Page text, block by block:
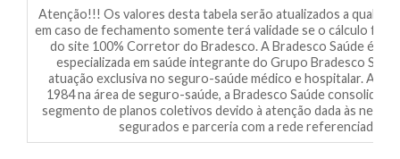
Atenção!!! Os valores desta tabela serão atualizados a
em caso de fechamento somente terá validade se o cálculo for
do site 100% Corretor do Bradesco. A Bradesco Saúde é a
especializada em saúde integrante do Grupo Bradesco
atuação exclusiva no seguro-saúde médico e hospitalar.
1984 na área de seguro-saúde, a Bradesco Saúde
segmento de planos coletivos devido à atenção dada às
segurados e parceria com a rede referenciada.